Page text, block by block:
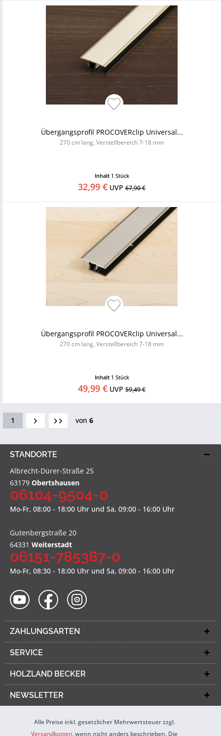
Übergangsprofil PROCOVERclip Universal...
270 cm lang, Verstellbereich 7-18 mm
Inhalt 1 Stück
32,99 € UVP 67,90 €
Übergangsprofil PROCOVERclip Universal...
270 cm lang, Verstellbereich 7-18 mm
Inhalt 1 Stück
49,99 € UVP 59,49 €
1 von 6
STANDORTE
Albrecht-Dürer-Straße 25
63179 Obertshausen
06104-9504-0
Mo-Fr, 08:00 - 18:00 Uhr und Sa, 09:00 - 16:00 Uhr
Gutenbergstraße 20
64331 Weiterstadt
06151-785387-0
Mo-Fr, 08:30 - 18:00 Uhr und Sa, 09:00 - 16:00 Uhr
ZAHLUNGSARTEN
SERVICE
HOLZLAND BECKER
NEWSLETTER
Alle Preise inkl. gesetzlicher Mehrwertsteuer zzgl.
Versandkosten, wenn nicht anders beschrieben. Die